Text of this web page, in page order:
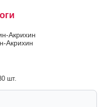
Акрихин
Акрихин
шт.